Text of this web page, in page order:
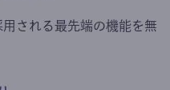
される最先端の機能を無